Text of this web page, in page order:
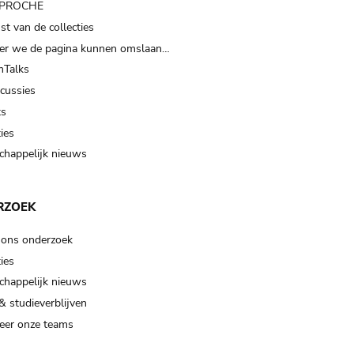
van de collecties
we de pagina kunnen omslaan…
nieuws
onderzoek
nieuws
studieverblijven
onze teams